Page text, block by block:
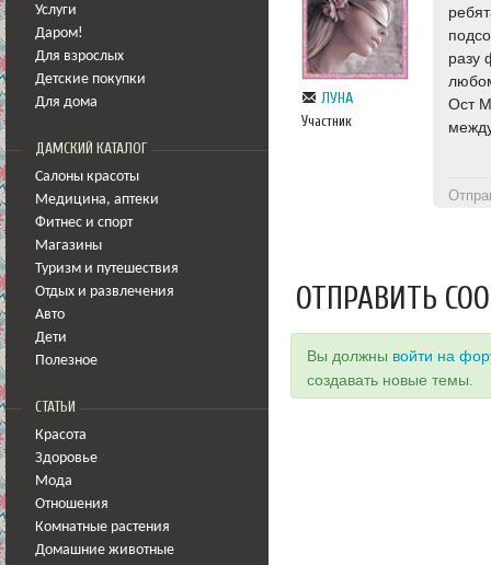
Услуги
Даром!
Для взрослых
Детские покупки
Для дома
ДАМСКИЙ КАТАЛОГ
Салоны красоты
Медицина, аптеки
Фитнес и спорт
Магазины
Туризм и путешествия
Отдых и развлечения
Авто
Дети
Полезное
СТАТЬИ
Красота
Здоровье
Мода
Отношения
Комнатные растения
Домашние животные
ЛУНА
Участник
разу
Ост
ОТПРАВИТЬ
Вы должны войти на
создавать новые темы.